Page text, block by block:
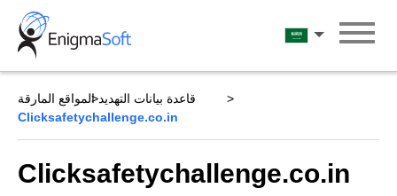
Skip
content
العربية
قاعدة بيانات التهديد المواقع المارقة
Clicksafetychallenge.co.in
Clicksafetychallenge.co.in